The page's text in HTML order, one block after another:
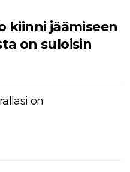
kiinni jäämiseen
on suloisin
on